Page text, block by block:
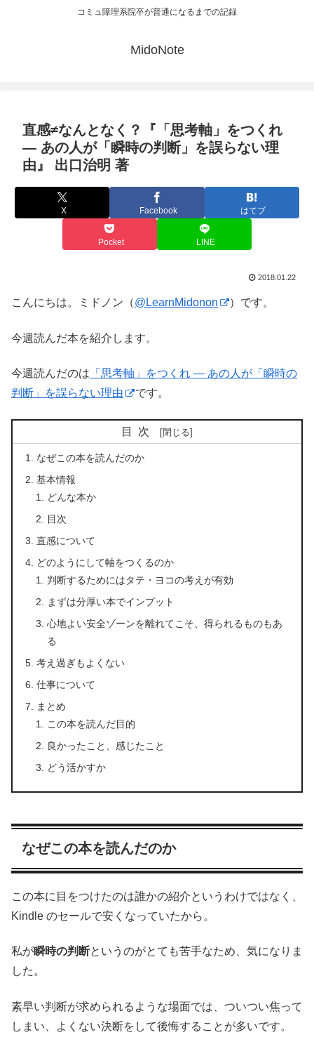
コミュ障理系院卒が普通になるまでの記録
MidoNote
直感≠なんとなく？『「思考軸」をつくれ
― あの人が「瞬時の判断」を誤らない理
由』 出口治明 著
X Facebook はてブ
Pocket LINE
2018.01.22
こんにちは。ミドノン（@LearnMidonon ）です。
今週読んだ本を紹介します。
今週読んだのは 「思考軸」をつくれ ― あの人が「瞬時の
判断」を誤らない理由
です。
目次
なぜこの本を読んだのか
基本情報
どんな本か
目次
直感について
どのようにして軸をつくるのか
判断するためにはタテ・ヨコの考えが有効
まずは分厚い本でインプット
心地よい安全ゾーンを離れてこそ、得られるものもあ
る
考え過ぎもよくない
仕事について
まとめ
この本を読んだ目的
良かったこと、感じたこと
どう活かすか
なぜこの本を読んだのか
この本に目をつけたのは誰かの紹介というわけではなく、
Kindle のセールで安くなっていたから。
私が瞬時の判断というのがとても苦手なため、気になりま
した。
素早い判断が求められるような場面では、ついつい焦って
しまい、よくない決断をして後悔することが多いです。